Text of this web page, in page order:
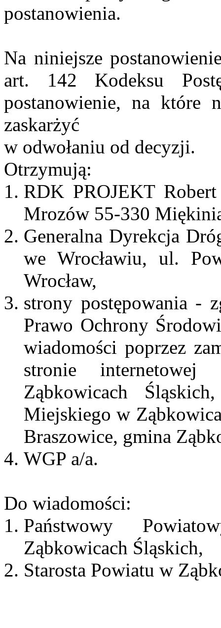
postanowienia.
Na niniejsze
art. 142 Kodeksu
postanowienie, na które
zaskarżyć
w odwołaniu od decyzji.
Otrzymują:
RDK PROJEKT
Mrozów 55-330
Generalna Dyrekcja
we Wrocławiu, ul.
Wrocław,
strony postępowania -
Prawo Ochrony
wiadomości poprzez
stronie
Ząbkowicach
Miejskiego w
Braszowice, gmina
WGP a/a.
Do wiadomości:
Państwowy
Ząbkowicach Śląskich,
Starosta Powiatu w